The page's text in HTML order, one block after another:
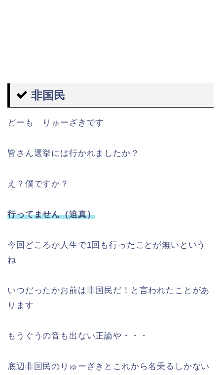
非国民
どーも りゅーざきです
皆さん選挙には行かれましたか？
え？僕ですか？
行ってません（迫真）
今回どころか人生で1回も行ったことが無いという
ね
いつだったかお前は非国民だ！と言われたことがあ
ります
もうぐうの音も出ない正論や・・・
底辺非国民のりゅーざきとこれから名乗るしかない